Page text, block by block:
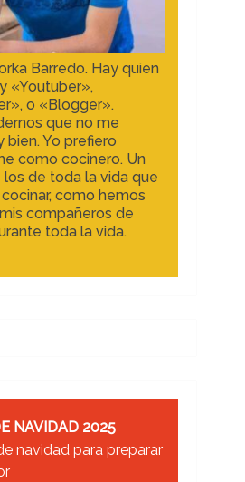
Barredo. Hay quien
«Youtuber»,
o «Blogger».
que no me
bien. Yo prefiero
como cocinero. Un
de toda la vida que
como hemos
compañeros de
toda la vida.
NAVIDAD 2025
navidad para preparar